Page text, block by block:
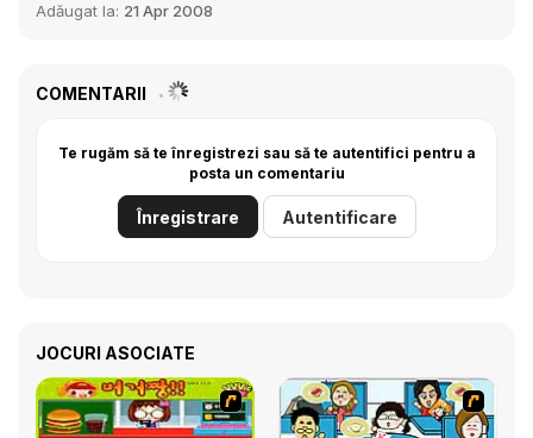
Adăugat la: 21 Apr 2008
COMENTARII
Te rugăm să te înregistrezi sau să te autentifici pentru a
posta un comentariu
Înregistrare Autentificare
JOCURI ASOCIATE